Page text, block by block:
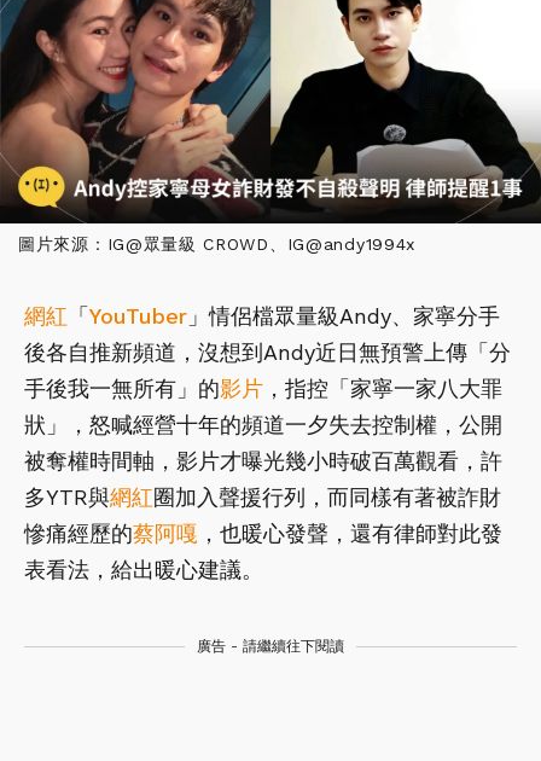
圖片來源：IG@眾量級 CROWD、IG@andy1994x
網紅 「 YouTuber 」情侶檔眾量級Andy、家寧分手
後各自推新頻道，沒想到Andy近日無預警上傳「分
手後我一無所有」的影片 ，指控「家寧一家八大罪
狀」，怒喊經營十年的頻道一夕失去控制權，公開
被奪權時間軸，影片才曝光幾小時破百萬觀看，許
多YTR與網紅圈加入聲援行列，而同樣有著被詐財
慘痛經歷的蔡阿嘎 ，也暖心發聲，還有律師對此發
表看法，給出暖心建議。
廣告 - 請繼續往下閱讀